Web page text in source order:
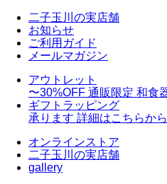
二子玉川の実店舗
お知らせ
ご利用ガイド
メールマガジン
アウトレット
〜30%OFF 通販限定 和食
ギフトラッピング
承ります 詳細はこちらから
オンラインストア
二子玉川の実店舗
gallery